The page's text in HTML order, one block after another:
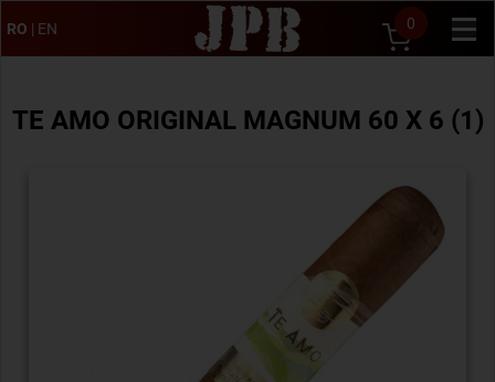
RO | EN 0
TE AMO ORIGINAL MAGNUM 60 X 6 (1)